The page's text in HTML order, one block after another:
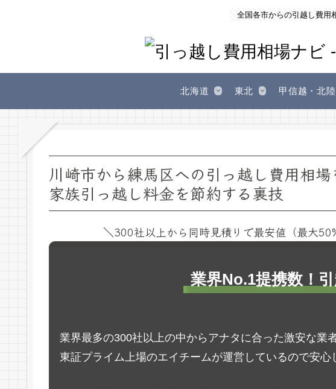
全国各市からの引越し費用
北海道 東北 甲信越・北陸
川崎市から練馬区への引っ越し費用相
家族引っ越し料金を節約する裏技
＼300社以上から同時見積りで最安値（最大
業界No.1提携数！
業界最多の300社以上の中からアナタに合った激安な業
東証プライム上場のエイチームが運営しているので安心